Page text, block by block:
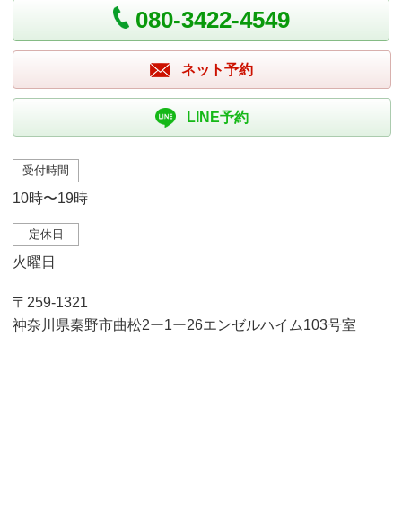
080-3422-4549
ネット予約
LINE予約
受付時間
10時〜19時
定休日
火曜日
〒259-1321
神奈川県秦野市曲松2ー1ー26エンゼルハイム103号室